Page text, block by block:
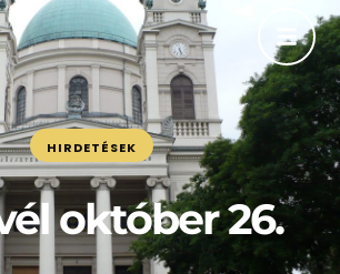
HIRDETÉSEK
október 26.